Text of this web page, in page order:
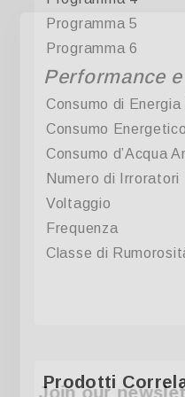
Programma 5
Programma 6
Performance
Consumo di Energia
Consumo
Consumo d’Acqua
Numero di Irroratori
Voltaggio
Frequenza
Classe di
Prodotti
Join our